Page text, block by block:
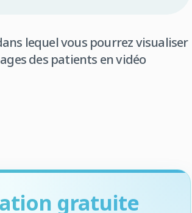
lequel vous pourrez visualiser
des patients en vidéo
gratuite